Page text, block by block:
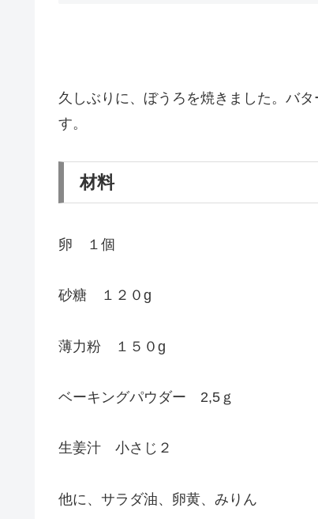
久しぶりに、ぼうろを焼きました。バ
す。
材料
卵 １個
砂糖 １２０g
薄力粉 １５０g
ベーキングパウダー 2,5ｇ
生姜汁 小さじ２
他に、サラダ油、卵黄、みりん